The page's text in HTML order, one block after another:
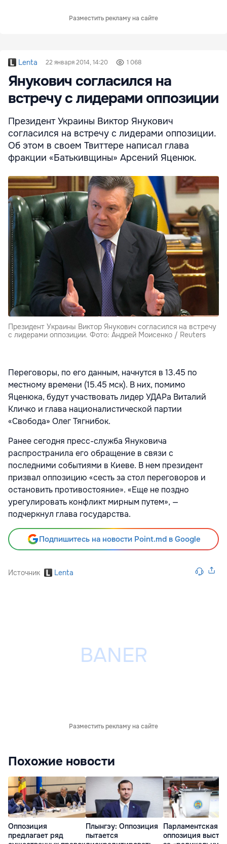
Разместить рекламу на сайте
Lenta 22 января 2014, 14:20 1 068
Янукович согласился на
встречу с лидерами оппозиции
Президент Украины Виктор Янукович
согласился на встречу с лидерами оппозиции.
Об этом в своем Твиттере написал глава
фракции «Батькивщины» Арсений Яценюк.
Президент Украины Виктор Янукович согласился на встречу
с лидерами оппозиции. Фото: Андрей Моисенко / Reuters
Переговоры, по его данным, начнутся в 13.45 по
местному времени (15.45 мск). В них, помимо
Яценюка, будут участвовать лидер УДАРа Виталий
Кличко и глава националистической партии
«Свобода» Олег Тягнибок.
Ранее сегодня пресс-служба Януковича
распространила его обращение в связи с
последними событиями в Киеве. В нем президент
призвал оппозицию «сесть за стол переговоров и
остановить противостояние». «Еще не поздно
урегулировать конфликт мирным путем», —
подчеркнул глава государства.
Подпишитесь на новости Point.md в Google
Источник Lenta
Разместить рекламу на сайте
Похожие новости
Оппозиция
предлагает ряд
Плынгэу: Оппозиция
пытается
Парламентская
оппозиция